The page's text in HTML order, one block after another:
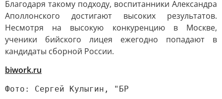
Благодаря такому подходу, воспитанники Александра
Аполлонского достигают высоких результатов.
Несмотря на высокую конкуренцию в Москве,
ученики бийского лицея ежегодно попадают в
кандидаты сборной России.
biwork.ru
Фото: Сергей Кулыгин, "БР